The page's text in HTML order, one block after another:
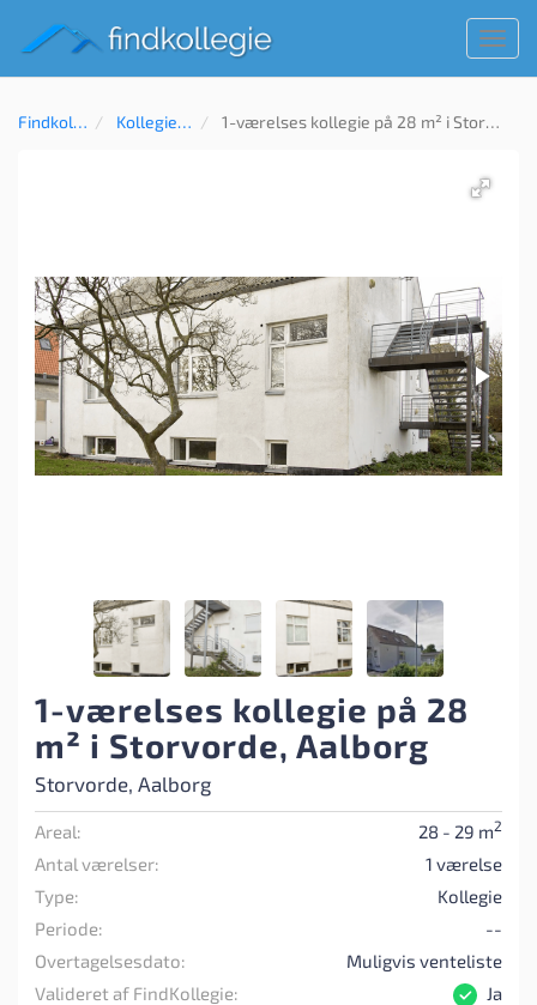
Findkollegie Kollegie til leje 1-værelses kollegie på 28 m² i Storvorde, Aalborg
1-værelses kollegie på 28
m² i Storvorde, Aalborg
Storvorde, Aalborg
Areal: 28 - 29 m2
Antal værelser:
1 værelse
Type:
Kollegie
Periode:
--
Overtagelsesdato:
Muligvis venteliste
Valideret af FindKollegie:
Ja